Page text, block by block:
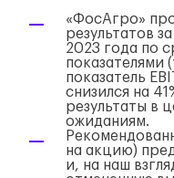
«ФосАгро»
результатов за
2023 года по
показателями
показатель
снизился на
результаты в
ожиданиям.
на акцию)
и, на наш